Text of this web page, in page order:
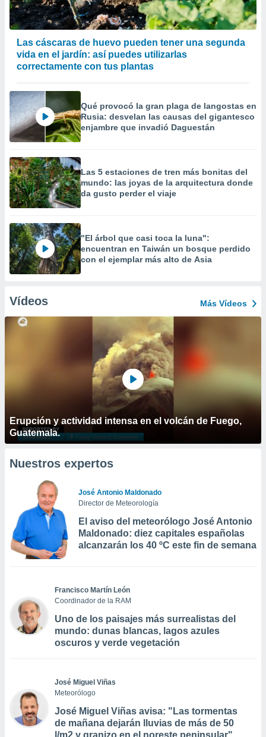
Las cáscaras de huevo pueden tener una segunda
vida en el jardín: así puedes utilizarlas
correctamente con tus plantas
Qué provocó la gran plaga de langostas en
Rusia: desvelan las causas del gigantesco
enjambre que invadió Daguestán
Las 5 estaciones de tren más bonitas del
mundo: las joyas de la arquitectura donde
da gusto perder el viaje
"El árbol que casi toca la luna":
encuentran en Taiwán un bosque perdido
con el ejemplar más alto de Asia
Vídeos Más Vídeos
Erupción y actividad intensa en el volcán de Fuego,
Guatemala.
Nuestros expertos
José Antonio Maldonado
Director de Meteorología
El aviso del meteorólogo José Antonio
Maldonado: diez capitales españolas
alcanzarán los 40 ºC este fin de semana
Francisco Martín León
Coordinador de la RAM
Uno de los paisajes más surrealistas del
mundo: dunas blancas, lagos azules
oscuros y verde vegetación
José Miguel Viñas
Meteorólogo
José Miguel Viñas avisa: "Las tormentas
de mañana dejarán lluvias de más de 50
l/m2 y granizo en el noreste peninsular"